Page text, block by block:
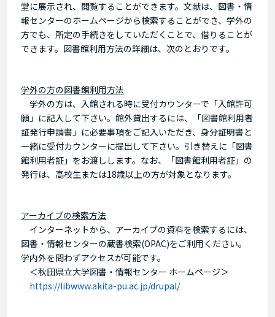
堂に展示され、閲覧することができます。文献は、図書・情
報センターのホームページから検索することができ、学外の
方でも、所定の手続きをしていただくことで、借りることが
できます。図書館利用方法の詳細は、次のとおりです。
学外の方の図書館利用方法
学外の方は、入館される時に受付カウンターで「入館許可
願」に記入して下さい。館外貸出するには、「図書館利用者
証発行申請書」に必要事項をご記入いただき、身分証明書と
一緒に受付カウンターに提出して下さい。引き替えに「図書
館利用者証」をお渡しします。なお、「図書館利用者証」の
発行は、高校生または18歳以上の方が対象となります。
アーカイブの検索方法
インターネットから、アーカイブの資料を検索するには、
図書・情報センターの蔵書検索(OPAC)をご利用ください。
学内外を問わずアクセスが可能です。
＜秋田県立大学図書・情報センター ホームページ＞
https://libwww.akita-pu.ac.jp/drupal/